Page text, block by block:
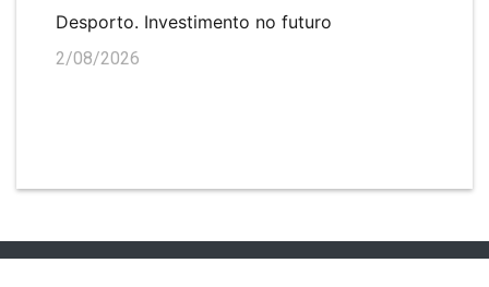
Desporto. Investimento no futuro
2/08/2026